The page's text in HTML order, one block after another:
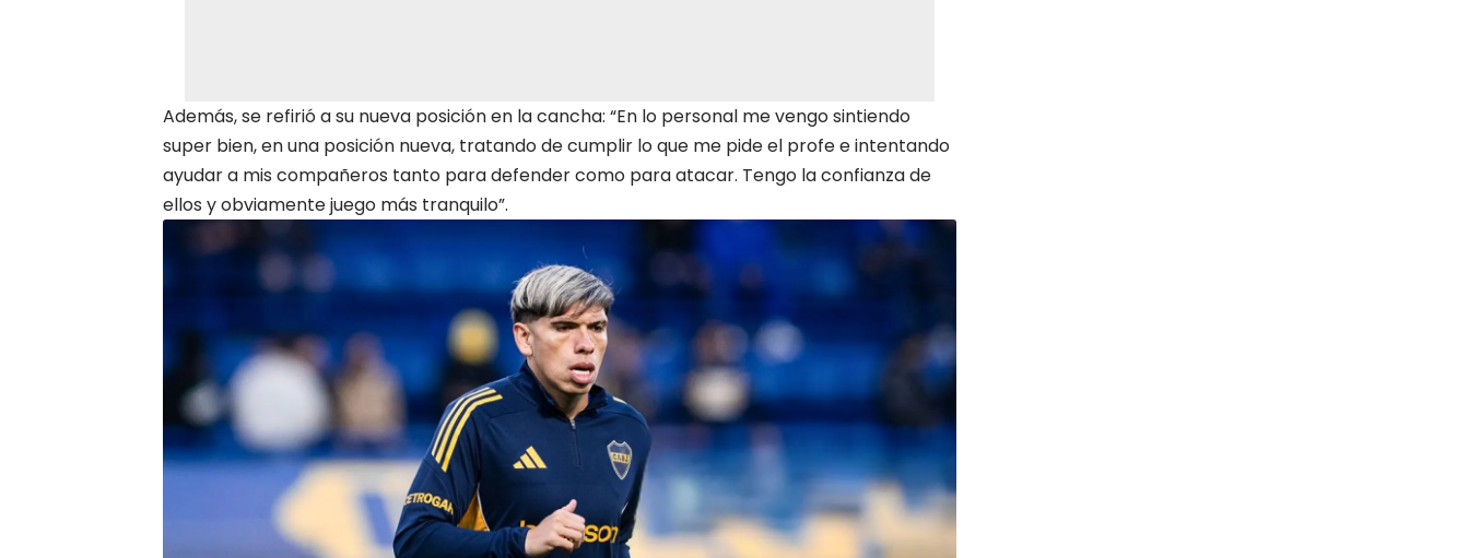
Además, se refirió a su nueva posición en la cancha: “En lo personal me vengo sintiendo
super bien, en una posición nueva, tratando de cumplir lo que me pide el profe e intentando
ayudar a mis compañeros tanto para defender como para atacar. Tengo la confianza de
ellos y obviamente juego más tranquilo”.